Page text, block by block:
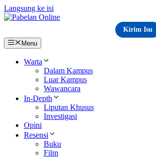
Langsung ke isi
Kirim Isu
Menu
Warta
Dalam Kampus
Luar Kampus
Wawancara
In-Depth
Liputan Khusus
Investigasi
Opini
Resensi
Buku
Film